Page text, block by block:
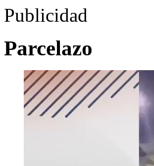
Publicidad
Parcelazo